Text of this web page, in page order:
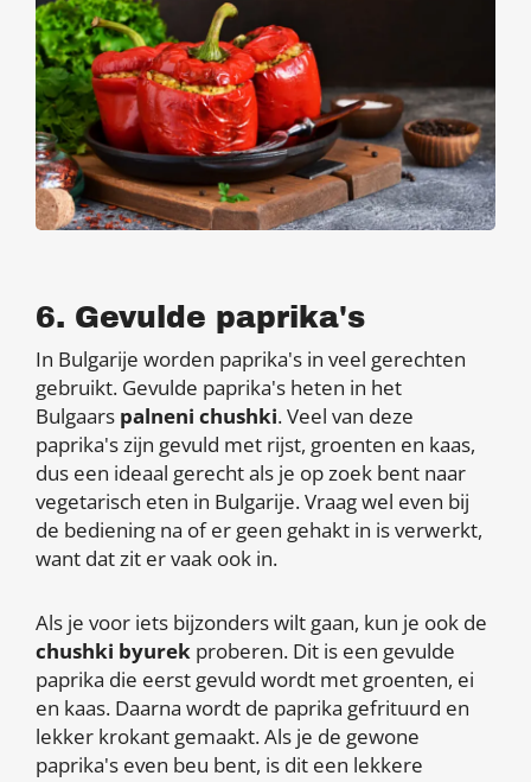
6. Gevulde paprika's
In Bulgarije worden paprika's in veel gerechten
gebruikt. Gevulde paprika's heten in het
Bulgaars palneni chushki. Veel van deze
paprika's zijn gevuld met rijst, groenten en kaas,
dus een ideaal gerecht als je op zoek bent naar
vegetarisch eten in Bulgarije. Vraag wel even bij
de bediening na of er geen gehakt in is verwerkt,
want dat zit er vaak ook in.
Als je voor iets bijzonders wilt gaan, kun je ook de
chushki byurek proberen. Dit is een gevulde
paprika die eerst gevuld wordt met groenten, ei
en kaas. Daarna wordt de paprika gefrituurd en
lekker krokant gemaakt. Als je de gewone
paprika's even beu bent, is dit een lekkere